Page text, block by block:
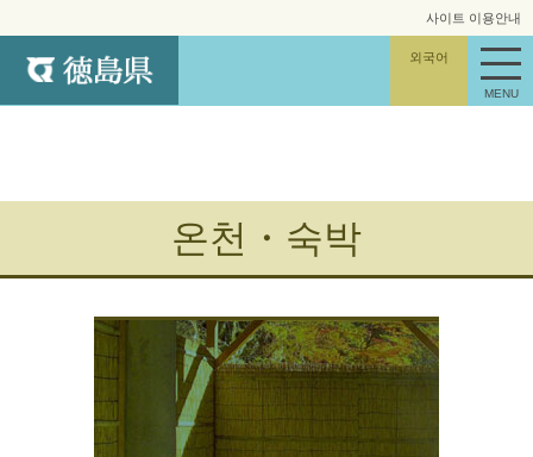
사이트 맵
사이트 이용안내
외국어
MENU
온천・숙박